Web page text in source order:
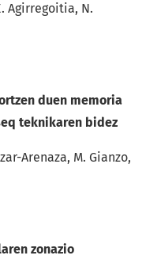
Agirregoitia, N.
duen memoria
teknikaren bidez
Arenaza, M. Gianzo,
zonazio